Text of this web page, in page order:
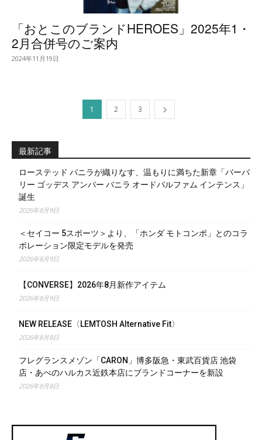
「おとこのブランドHEROES」2025年1・
2月合併号のご案内
2024年11月19日
1 2 3
最新記事
ローステッド バニラが織りなす、温もりに満ちた新章「バーバ
リー ゴッデス アンバー バニラ オードパルファム インテンス」
誕生
2026年8月9日
＜セイコー 5スポーツ＞より、「ホンダ モトコンポ」とのコラ
ボレーション限定モデルを発売
2026年8月9日
【CONVERSE】2026年8月新作アイテム
2026年8月9日
NEW RELEASE〈LEMTOSH Alternative Fit〉
2026年8月8日
フレグランスメゾン「CARON」博多阪急・東武百貨店 池袋
店・あべのハルカス近鉄本店にブランドコーナーを新設
2026年8月8日